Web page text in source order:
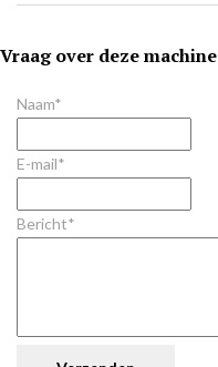
Vraag over deze machine
Naam*
E-mail*
Bericht*